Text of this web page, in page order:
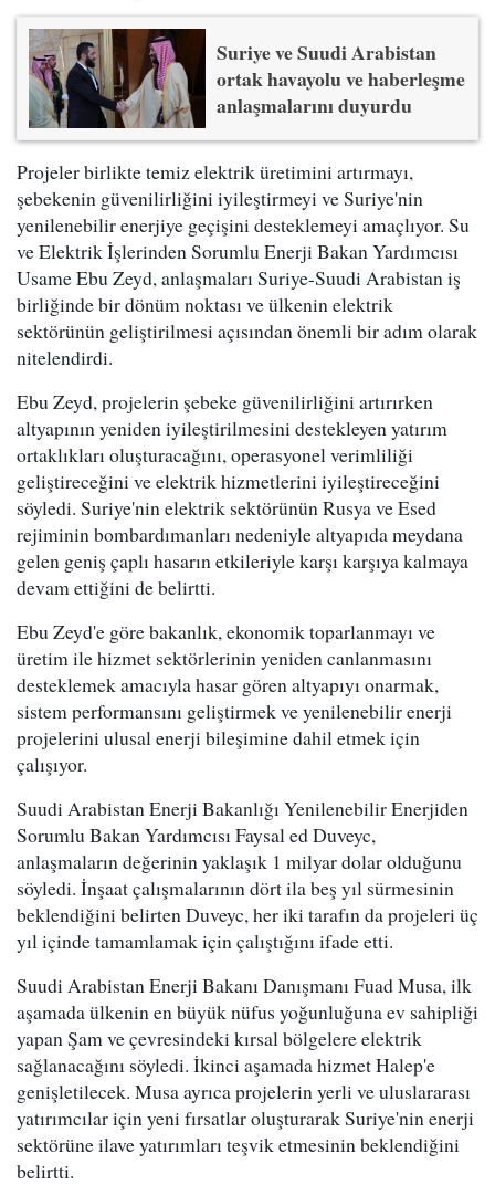
Suriye ve Suudi Arabistan
ortak havayolu ve haberleşme
anlaşmalarını duyurdu
Projeler birlikte temiz elektrik üretimini artırmayı,
şebekenin güvenilirliğini iyileştirmeyi ve Suriye'nin
yenilenebilir enerjiye geçişini desteklemeyi amaçlıyor. Su
ve Elektrik İşlerinden Sorumlu Enerji Bakan Yardımcısı
Usame Ebu Zeyd, anlaşmaları Suriye-Suudi Arabistan iş
birliğinde bir dönüm noktası ve ülkenin elektrik
sektörünün geliştirilmesi açısından önemli bir adım olarak
nitelendirdi.
Ebu Zeyd, projelerin şebeke güvenilirliğini artırırken
altyapının yeniden iyileştirilmesini destekleyen yatırım
ortaklıkları oluşturacağını, operasyonel verimliliği
geliştireceğini ve elektrik hizmetlerini iyileştireceğini
söyledi. Suriye'nin elektrik sektörünün Rusya ve Esed
rejiminin bombardımanları nedeniyle altyapıda meydana
gelen geniş çaplı hasarın etkileriyle karşı karşıya kalmaya
devam ettiğini de belirtti.
Ebu Zeyd'e göre bakanlık, ekonomik toparlanmayı ve
üretim ile hizmet sektörlerinin yeniden canlanmasını
desteklemek amacıyla hasar gören altyapıyı onarmak,
sistem performansını geliştirmek ve yenilenebilir enerji
projelerini ulusal enerji bileşimine dahil etmek için
çalışıyor.
Suudi Arabistan Enerji Bakanlığı Yenilenebilir Enerjiden
Sorumlu Bakan Yardımcısı Faysal ed Duveyc,
anlaşmaların değerinin yaklaşık 1 milyar dolar olduğunu
söyledi. İnşaat çalışmalarının dört ila beş yıl sürmesinin
beklendiğini belirten Duveyc, her iki tarafın da projeleri üç
yıl içinde tamamlamak için çalıştığını ifade etti.
Suudi Arabistan Enerji Bakanı Danışmanı Fuad Musa, ilk
aşamada ülkenin en büyük nüfus yoğunluğuna ev sahipliği
yapan Şam ve çevresindeki kırsal bölgelere elektrik
sağlanacağını söyledi. İkinci aşamada hizmet Halep'e
genişletilecek. Musa ayrıca projelerin yerli ve uluslararası
yatırımcılar için yeni fırsatlar oluşturarak Suriye'nin enerji
sektörüne ilave yatırımları teşvik etmesinin beklendiğini
belirtti.